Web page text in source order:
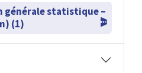
générale statistique –
(1)